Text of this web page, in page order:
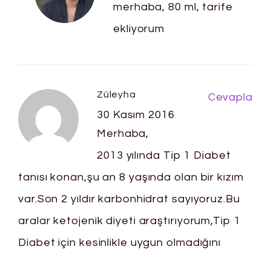
merhaba, 80 ml, tarife
ekliyorum
Züleyha
30 Kasım 2016
Merhaba,
2013 yılında Tip 1 Diabet
tanısı konan,şu an 8 yaşında olan bir kızım
var.Son 2 yıldır karbonhidrat sayıyoruz.Bu
aralar ketojenik diyeti araştırıyorum,Tip 1
Diabet için kesinlikle uygun olmadığını
Cevapla